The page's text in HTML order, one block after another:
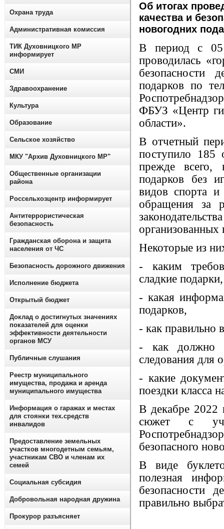
Об итогах
качества и
новогодних
В период с 05
проводилась
безопасности
подарков по
ФБУЗ «Центр
области».
В отчетный
поступило 185
прежде всего,
подарков без
видов спорта и
обращения за
организованных
Некоторые из
- каким
сладкие подарки,
- какая
подарков,
- как правильно
- как должно
следования для
- какие
поездки класса
В декабре 2022
сюжет с
безопасного
В виде
полезная
безопасности
правильно
Охрана труда
Административная комиссия
ТИК Духовницкого МР
информирует
СМИ
Здравоохранение
Культура
Образование
Сельское хозяйство
МКУ "Архив Духовницкого МР"
Общественные организации
района
Россельхозцентр информирует
Антитеррористическая
безопасность
Гражданская оборона и защита
населения от ЧС
Безопасность дорожного движения
Исполнение бюджета
Открытый бюджет
Доклад о достигнутых значениях
показателей для оценки
эффективности деятельности
органов МСУ
Публичные слушания
Реестр муниципального
имущества, продажа и аренда
муниципального имущества
Информация о гаражах и местах
для стоянки тех.средств
инвалидов
Предоставление земельных
участков многодетным семьям,
участникам СВО и членам их
семей
Социальная субсидия
Добровольная народная дружина
Прокурор разъясняет